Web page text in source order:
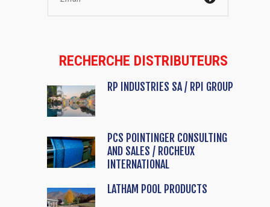
RECHERCHE DISTRIBUTEURS
RP INDUSTRIES SA / RPI GROUP
PCS POINTINGER CONSULTING
AND SALES / ROCHEUX
INTERNATIONAL
LATHAM POOL PRODUCTS